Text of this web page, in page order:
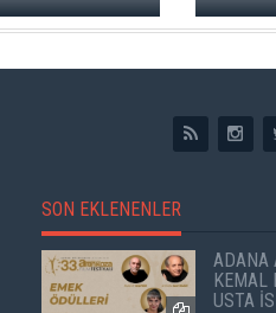
SON EKLENENLER
ADANA
KEMAL
USTA